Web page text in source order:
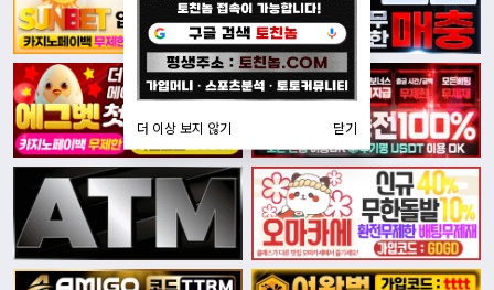
더 이상 보지 않기 닫기